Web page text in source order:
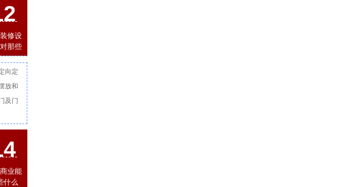
业能
什么
向定
放和
及门
修设
那些